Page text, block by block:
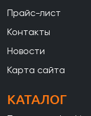
Прайс-лист
Контакты
Новости
Карта сайта
КАТАЛОГ